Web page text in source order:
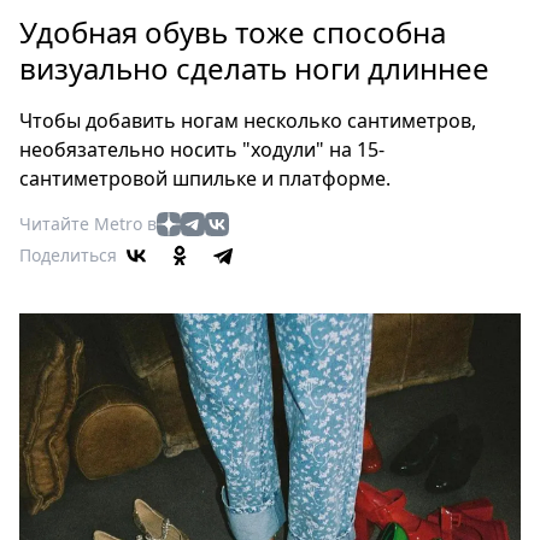
Россия
Мир
Еда
Туризм
Театр
Кино
Книги
Выставки
Пресс-
релизы
О
Metro
Удобная обувь тоже способна
визуально сделать ноги длиннее
Чтобы добавить ногам несколько сантиметров,
необязательно носить "ходули" на 15-
сантиметровой шпильке и платформе.
Читайте Metro в
Поделиться